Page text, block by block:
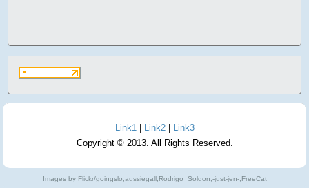
Link1 | Link2| Link3
Copyright © 2013. All Rights Reserved.
Images by Flickr/goingslo,aussiegall,Rodrigo_Soldon,-just-jen-,FreeCat